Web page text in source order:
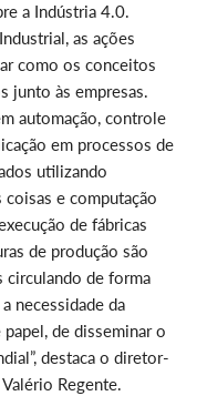
a Indústria 4.0.
as ações
como os conceitos
junto às empresas.
automação, controle
em processos de
utilizando
e computação
de fábricas
de produção são
circulando de forma
necessidade da
de disseminar o
destaca o diretor-
Regente.